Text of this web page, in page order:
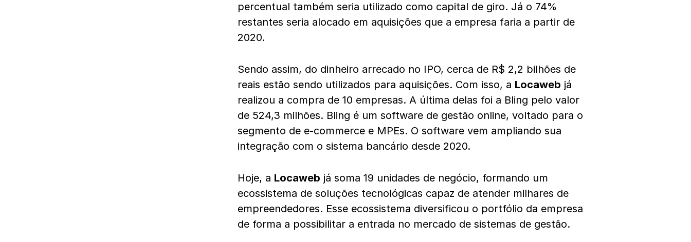
percentual também seria utilizado como capital de giro. Já o 74%
restantes seria alocado em aquisições que a empresa faria a partir de
2020.
Sendo assim, do dinheiro arrecado no IPO, cerca de R$ 2,2 bilhões de
reais estão sendo utilizados para aquisições. Com isso, a Locaweb já
realizou a compra de 10 empresas. A última delas foi a Bling pelo valor
de 524,3 milhões. Bling é um software de gestão online, voltado para o
segmento de e-commerce e MPEs. O software vem ampliando sua
integração com o sistema bancário desde 2020.
Hoje, a Locaweb já soma 19 unidades de negócio, formando um
ecossistema de soluções tecnológicas capaz de atender milhares de
empreendedores. Esse ecossistema diversificou o portfólio da empresa
de forma a possibilitar a entrada no mercado de sistemas de gestão.